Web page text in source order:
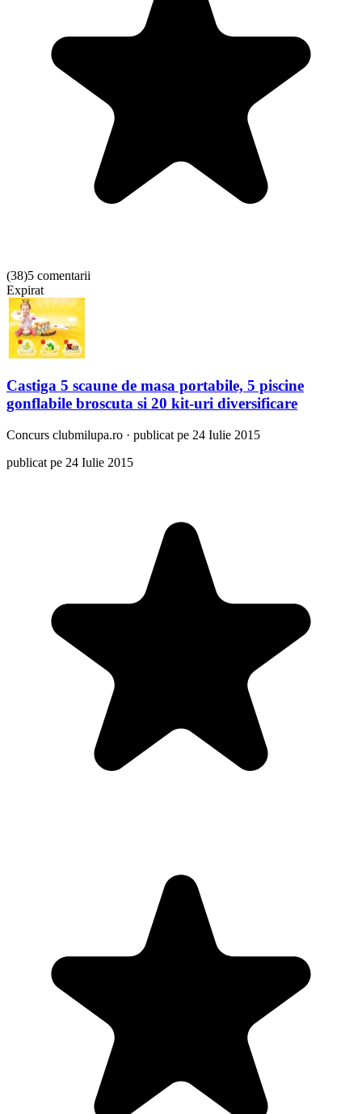
(38)5 comentarii
Expirat
Castiga 5 scaune de masa portabile, 5 piscine
gonflabile broscuta si 20 kit-uri diversificare
Concurs clubmilupa.ro · publicat pe 24 Iulie 2015
publicat pe 24 Iulie 2015